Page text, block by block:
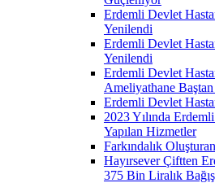
Erdemli Devlet
Yenilendi
Erdemli Devlet
Yenilendi
Erdemli Devlet
Ameliyathane
Erdemli Devlet
2023 Yılında
Yapılan Hizmetler
Farkındalık
Hayırsever Çiftten
375 Bin Liralık Bağış